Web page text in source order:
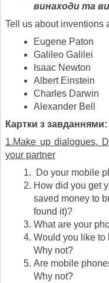
винаходи та
Tell us about inventions
Eugene Paton
Galileo Galilei
Isaac Newton
Albert Einstein
Charles Darwin
Alexander Bell
Картки з завданнями:
1.Make up dialogues.
your partner
Do your mobile
How did you get
saved money to
found it)?
What are your
Would you like to
Why not?
Are mobile
Why not?